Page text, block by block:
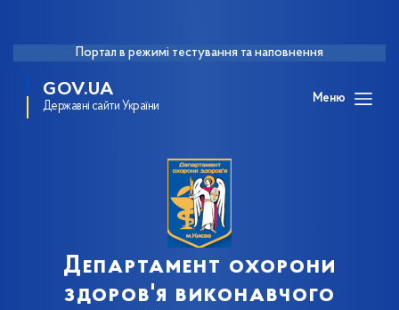
Портал в режимі тестування та наповнення
GOV.UA
Державні сайти України
Меню
Департамент охорони
здоров'я виконавчого